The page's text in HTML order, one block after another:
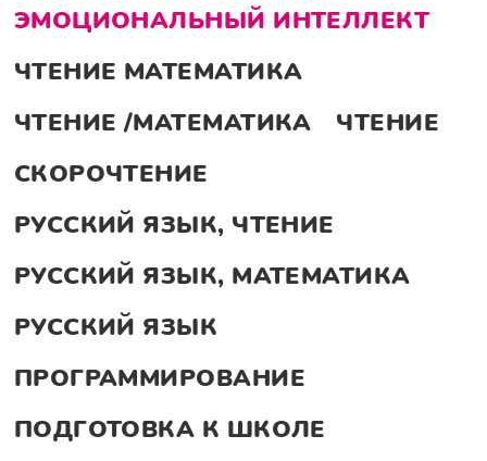
ЭМОЦИОНАЛЬНЫЙ ИНТЕЛЛЕКТ
ЧТЕНИЕ МАТЕМАТИКА
ЧТЕНИЕ /МАТЕМАТИКА
ЧТЕНИЕ
СКОРОЧТЕНИЕ
РУССКИЙ ЯЗЫК, ЧТЕНИЕ
РУССКИЙ ЯЗЫК, МАТЕМАТИКА
РУССКИЙ ЯЗЫК
ПРОГРАММИРОВАНИЕ
ПОДГОТОВКА К ШКОЛЕ